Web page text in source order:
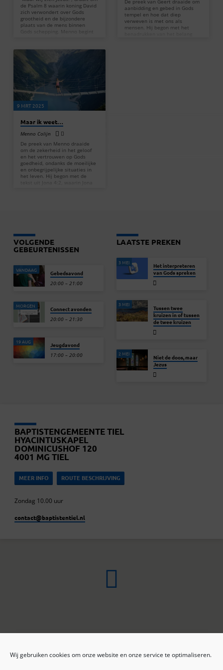
Wij gebruiken cookies om onze website en onze service te optimaliseren.
de Psalm 8 waarin koning David
zich verwondert over Gods
grootheid en de bijzondere
plaats van de mens binnen
Gods schepping. Menno begint
ervaringen daar, waaronder een
sterke aanraking van de Heilige
Geest als jongen van elf. Hij
benadrukt dat Psalm 8 volledig
gericht is op God en tevens
verwijst naar Jezus als Messias,
waardoor de mens een hoge
status krijgt:…
De preek van Geert draaide om
aanbidding en gebed in Gods
tempel en hoe dat diep
verweven is met ons als
mensen. Hij begon met het
9 MRT 2025
Maar ik weet…
Menno Colijn
De preek van Menno draaide
om de zekerheid in het geloof
en het vertrouwen op Gods
goedheid, ondanks de moeilijke
en onbegrijpelijke situaties in
het leven. Hij begon met de
tekst uit Jona 4:2, waarin Jona
Bijbelse verhalen aan om te
laten zien hoe God werkt, zelfs
in de chaos…
VOLGENDE
GEBEURTENISSEN
VANDAAG Gebedsavond
20:00 – 21:00
MORGEN Connect avonden
20:00 – 21:30
19 AUG Jeugdavond
17:00 – 20:00
LAATSTE PREKEN
3 MEI
Het interpreteren
van Gods spreken
3 MEI
Tussen twee
kruizen in of tussen
de twee kruizen
2 MEI
Niet de doos, maar
Jezus
BAPTISTENGEMEENTE TIEL
HYACINTUSKAPEL
DOMINICUSHOF 120
4001 MG TIEL
MEER INFO ROUTE BESCHRIJVING
Zondag 10.00 uur
contact​@baptistentiel.nl
ONLINE ARCHIEF